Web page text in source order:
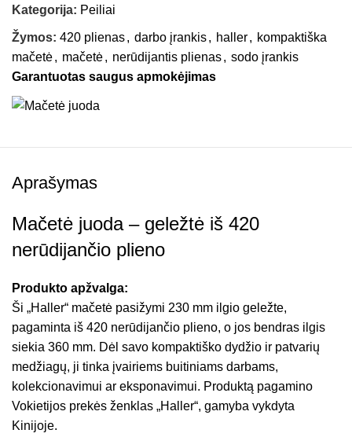
Kategorija: Peiliai
Žymos: 420 plienas, darbo įrankis, haller, kompaktiška
mačetė, mačetė, nerūdijantis plienas, sodo įrankis
Garantuotas saugus apmokėjimas
Aprašymas
Mačetė juoda – geležtė iš 420
nerūdijančio plieno
Produkto apžvalga:
Ši „Haller“ mačetė pasižymi 230 mm ilgio geležte,
pagaminta iš 420 nerūdijančio plieno, o jos bendras ilgis
siekia 360 mm. Dėl savo kompaktiško dydžio ir patvarių
medžiagų, ji tinka įvairiems buitiniams darbams,
kolekcionavimui ar eksponavimui. Produktą pagamino
Vokietijos prekės ženklas „Haller“, gamyba vykdyta
Kinijoje.